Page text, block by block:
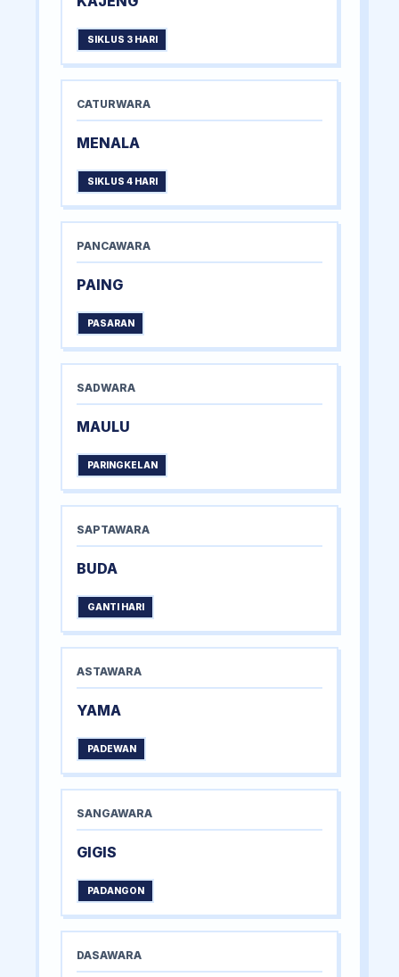
SIKLUS 3 HARI
CATURWARA
MENALA
SIKLUS 4 HARI
PANCAWARA
PAING
PASARAN
SADWARA
MAULU
PARINGKELAN
SAPTAWARA
BUDA
GANTI HARI
ASTAWARA
YAMA
PADEWAN
SANGAWARA
GIGIS
PADANGON
DASAWARA